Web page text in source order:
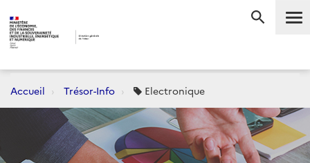
Accueil Trésor-Info Electronique